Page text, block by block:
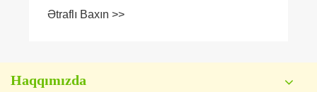
Ətraflı Baxın >>
Haqqımızda